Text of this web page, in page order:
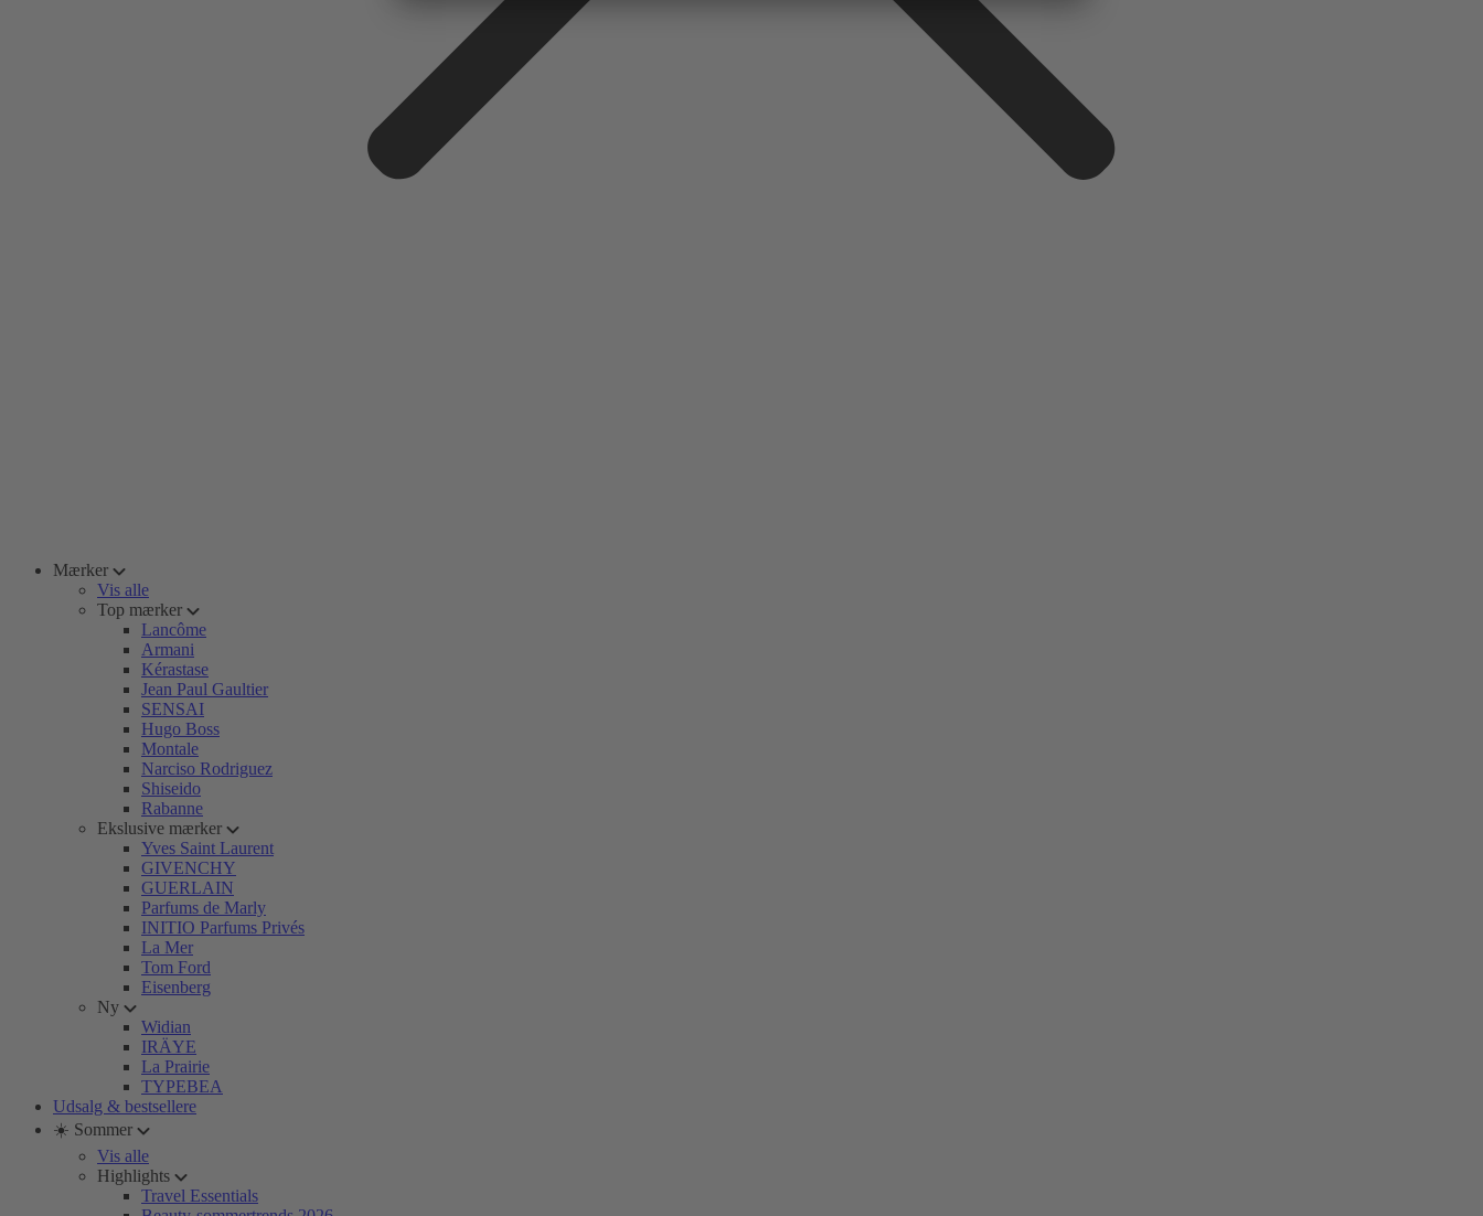
Mærker
Vis alle
Top mærker
Lancôme
Armani
Kérastase
Jean Paul Gaultier
SENSAI
Hugo Boss
Montale
Narciso Rodriguez
Shiseido
Rabanne
Ekslusive mærker
Yves Saint Laurent
GIVENCHY
GUERLAIN
Parfums de Marly
INITIO Parfums Privés
La Mer
Tom Ford
Eisenberg
Ny
Widian
IRÄYE
La Prairie
TYPEBEA
Udsalg & bestsellere
☀️ Sommer
Vis alle
Highlights
Travel Essentials